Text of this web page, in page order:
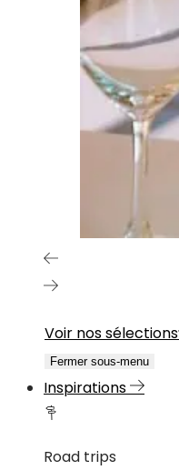
Voir nos sélections
Fermer sous-menu
Inspirations
Road trips